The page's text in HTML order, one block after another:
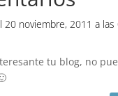
20 noviembre, 2011 a las
tu blog, no